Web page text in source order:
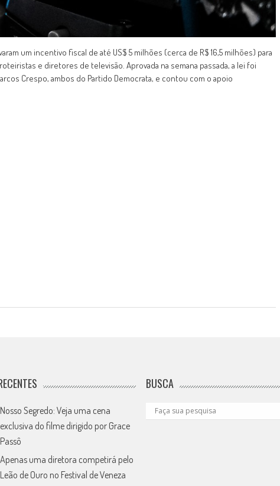
um incentivo fiscal de até US$ 5 milhões (cerca de R$ 16,5 milhões) para
e diretores de televisão. Aprovada na semana passada, a lei foi
Crespo, ambos do Partido Democrata, e contou com o apoio
Nosso Segredo: Veja uma cena
exclusiva do filme dirigido por Grace
Passô
Apenas uma diretora competirá pelo
Leão de Ouro no Festival de Veneza
BUSCA